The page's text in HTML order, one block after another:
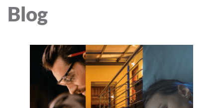
Blog